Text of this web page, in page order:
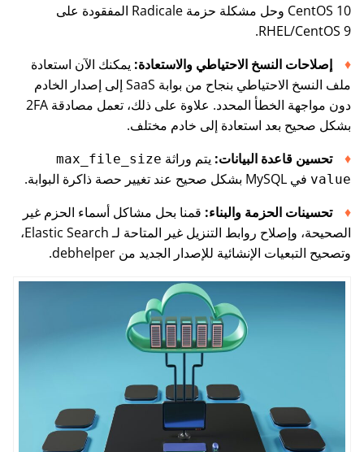
CentOS 10 وحل مشكلة حزمة Radicale المفقودة على
RHEL/CentOS 9.
إصلاحات النسخ الاحتياطي والاستعادة: يمكنك الآن استعادة
ملف النسخ الاحتياطي بنجاح من بوابة SaaS إلى إصدار الخادم
دون مواجهة الخطأ المحدد. علاوة على ذلك، تعمل مصادقة 2FA
بشكل صحيح بعد استعادة إلى خادم مختلف.
تحسين قاعدة البيانات: يتم وراثة max_file_size
value في MySQL بشكل صحيح عند تغيير حصة ذاكرة البوابة.
تحسينات الحزمة والبناء: قمنا بحل مشاكل أسماء الحزم غير
الصحيحة، وإصلاح روابط التنزيل غير المتاحة لـ Elastic Search،
وتصحيح التبعيات الإنشائية للإصدار الجديد من debhelper.